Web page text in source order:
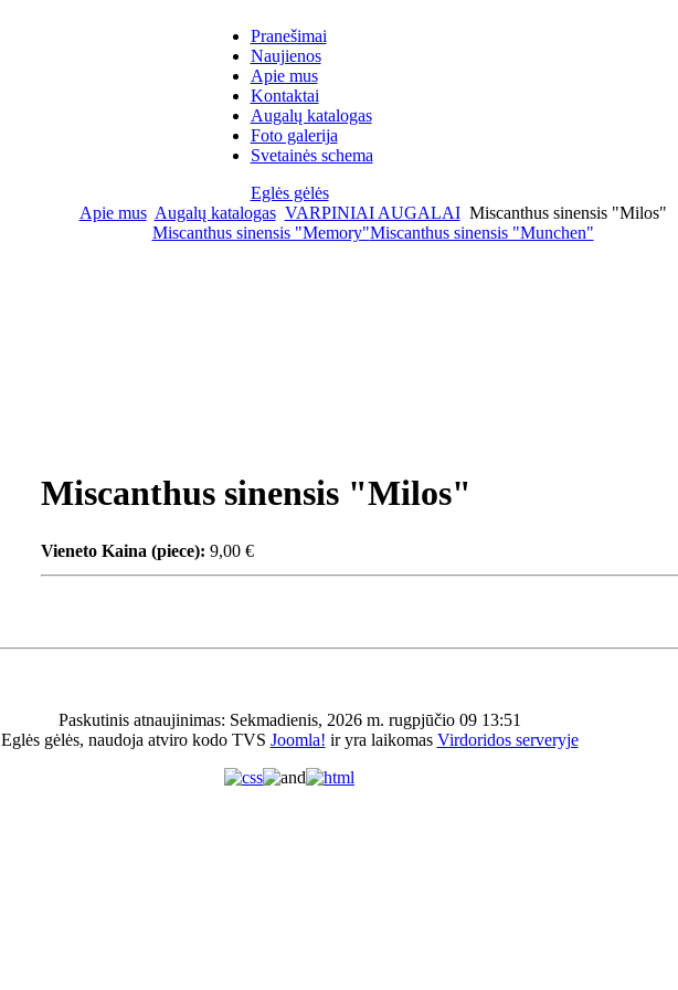
Pranešimai
Naujienos
Apie mus
Kontaktai
Augalų katalogas
Foto galerija
Svetainės schema
Eglės gėlės
Apie mus Augalų katalogas VARPINIAI AUGALAI Miscanthus sinensis "Milos"
Miscanthus sinensis "Memory"Miscanthus sinensis "Munchen"
Miscanthus sinensis "Milos"
Vieneto Kaina (piece): 9,00 €
Paskutinis atnaujinimas: Sekmadienis, 2026 m. rugpjūčio 09 13:51
Eglės gėlės, naudoja atviro kodo TVS Joomla! ir yra laikomas Virdoridos serveryje